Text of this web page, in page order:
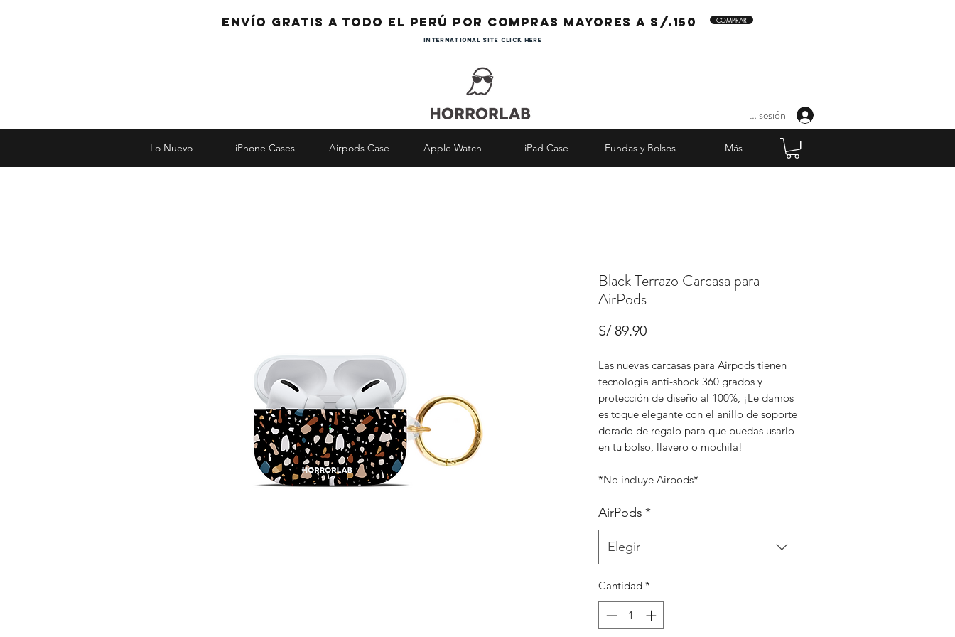
Envío gratis a todo el Perú por compras mayores a s/.150 COMPRAR
international site click here
Iniciar sesión
Lo Nuevo iPhone Cases Airpods Case Apple Watch iPad Case Fundas y Bolsos Más
Black Terrazo Carcasa para
AirPods
S/ 89.90Precio
Las nuevas carcasas para Airpods tienen
tecnología anti-shock 360 grados y
protección de diseño al 100%, ¡Le damos
es toque elegante con el anillo de soporte
dorado de regalo para que puedas usarlo
en tu bolso, llavero o mochila!
*No incluye Airpods*
AirPods *
Elegir
Cantidad *